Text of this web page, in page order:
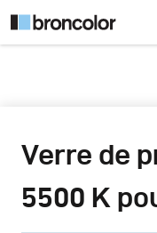
Verre de
5500 K